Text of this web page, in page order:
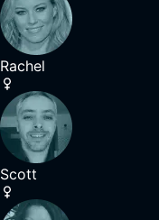
Rachel
Scott